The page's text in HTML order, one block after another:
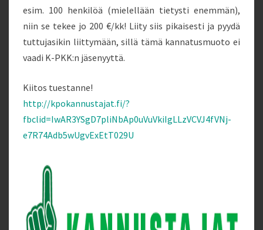
esim. 100 henkilöä (mielellään tietysti enemmän),
niin se tekee jo 200 €/kk! Liity siis pikaisesti ja pyydä
tuttujasikin liittymään, sillä tämä kannatusmuoto ei
vaadi K-PKK:n jäsenyyttä.
Kiitos tuestanne!
http://kpokannustajat.fi/?
fbclid=IwAR3YSgD7pliNbAp0uVuVkiIgLLzVCVJ4fVNj-
e7R74Adb5wUgvExEtT029U